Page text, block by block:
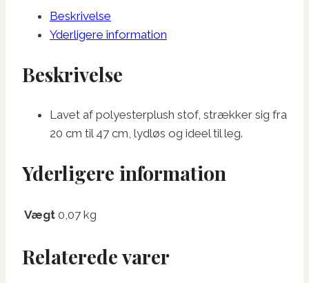
Beskrivelse
Yderligere information
Beskrivelse
Lavet af polyesterplush stof, strækker sig fra
20 cm til 47 cm, lydløs og ideel til leg.
Yderligere information
Vægt 0,07 kg
Relaterede varer